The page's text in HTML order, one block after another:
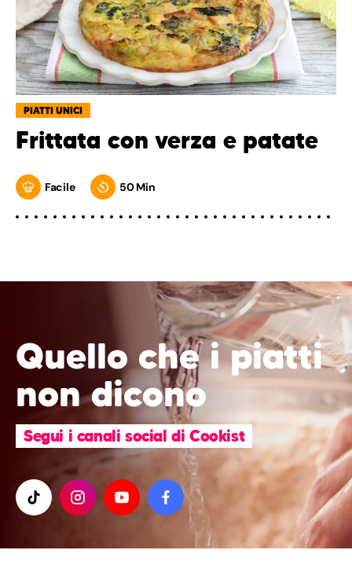
PIATTI UNICI
Frittata con verza e patate
Facile 50 Min
Quello che i piatti
non dicono
Segui i canali social di Cookist